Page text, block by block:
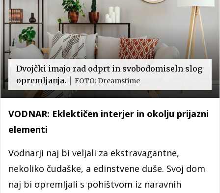
Dvojčki imajo rad odprt in svobodomiseln slog
opremljanja.
FOTO: Dreamstime
VODNAR: Eklektičen interjer in okolju prijazni
elementi
Vodnarji naj bi veljali za ekstravagantne,
nekoliko čudaške, a edinstvene duše. Svoj dom
naj bi opremljali s pohištvom iz naravnih